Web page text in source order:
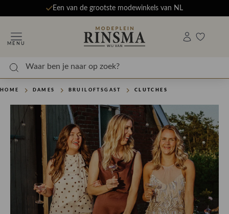
Een van de grootste modewinkels van NL
MENU
HOME DAMES BRUILOFTSGAST CLUTCHES